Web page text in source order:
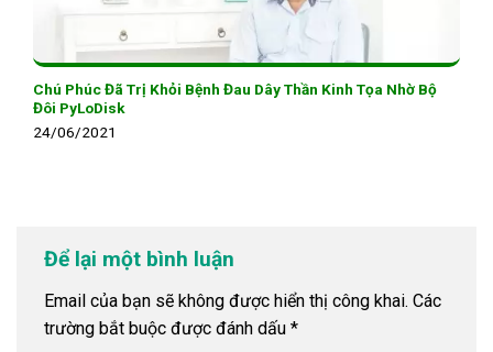
Chú Phúc Đã Trị Khỏi Bệnh Đau Dây Thần Kinh Tọa Nhờ Bộ
Đôi PyLoDisk
24/06/2021
Để lại một bình luận
Email của bạn sẽ không được hiển thị công khai. Các
trường bắt buộc được đánh dấu *